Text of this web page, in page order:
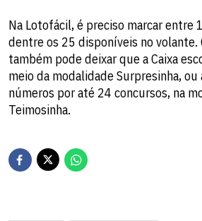
Na Lotofácil, é preciso marcar entre
dentre os 25 disponíveis no volante.
também pode deixar que a Caixa
meio da modalidade Surpresinha,
números por até 24 concursos, na
Teimosinha.